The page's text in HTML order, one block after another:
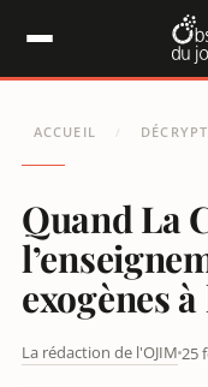
ACCUEIL /
Quand La
exogènes à
La rédaction de l'OJIM 25
Panneau de gestion